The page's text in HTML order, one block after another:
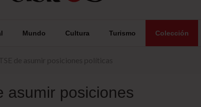
Mundo Cultura Turismo Colección
asumir posiciones